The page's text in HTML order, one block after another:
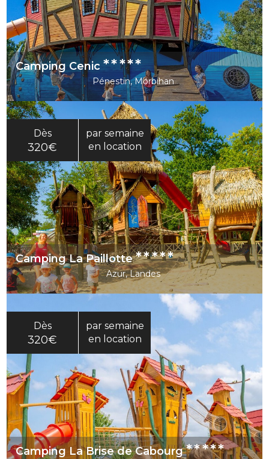
Camping Cenic*****
Pénestin, Morbihan
Dès
320€
par semaine
en location
Camping La Paillotte*****
Azur, Landes
Dès
320€
par semaine
en location
Camping La Brise de Cabourg*****